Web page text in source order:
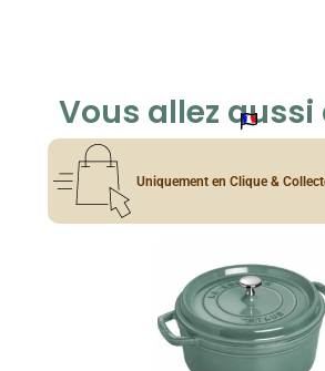
Vous allez aussi
Uniquement en Clique &